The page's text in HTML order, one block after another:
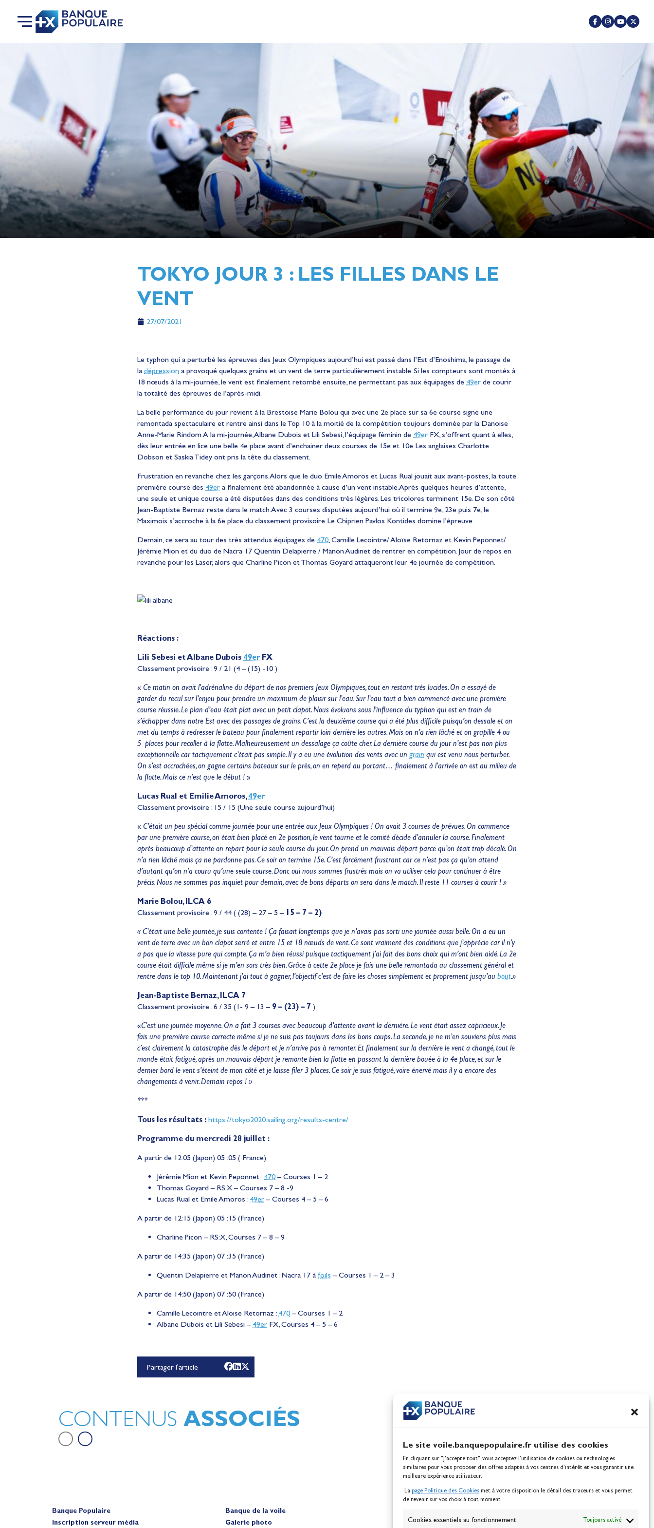
Le site voile.banquepopulaire.fr utilise des cookies
En cliquant sur "J'accepte tout", vous acceptez l’utilisation de cookies ou technologies
similaires pour vous proposer des offres adaptés à vos centres d’intérêt et vous garantir une
meilleure expérience utilisateur.
La page Politique des Cookies met à votre disposition le détail des traceurs et vous permet
de revenir sur vos choix à tout moment.
Cookies essentiels au fonctionnement Toujours activé
TOKYO JOUR 3 : LES FILLES DANS LE
VENT
27/07/2021
Le typhon qui a perturbé les épreuves des Jeux Olympiques aujourd’hui est passé dans l’Est d’Enoshima, le passage de
la dépression a provoqué quelques grains et un vent de terre particulièrement instable. Si les compteurs sont montés à
18 nœuds à la mi-journée, le vent est finalement retombé ensuite, ne permettant pas aux équipages de 49er de courir
la totalité des épreuves de l’après-midi.
La belle performance du jour revient à la Brestoise Marie Bolou qui avec une 2e place sur sa 6e course signe une
remontada spectaculaire et rentre ainsi dans le Top 10 à la moitié de la compétition toujours dominée par la Danoise
Anne-Marie Rindom. A la mi-journée, Albane Dubois et Lili Sebesi, l’équipage féminin de 49er FX, s’offrent quant à elles,
dès leur entrée en lice une belle 4e place avant d’enchainer deux courses de 15e et 10e. Les anglaises Charlotte
Dobson et Saskia Tidey ont pris la tête du classement.
Frustration en revanche chez les garçons. Alors que le duo Emile Amoros et Lucas Rual jouait aux avant-postes, la toute
première course des 49er a finalement été abandonnée à cause d’un vent instable. Après quelques heures d’attente,
une seule et unique course a été disputées dans des conditions très légères. Les tricolores terminent 15e. De son côté
Jean-Baptiste Bernaz reste dans le match. Avec 3 courses disputées aujourd’hui où il termine 9e, 23e puis 7e, le
Maximois s’accroche à la 6e place du classement provisoire. Le Chiprien Pavlos Kontides domine l’épreuve.
Demain, ce sera au tour des très attendus équipages de 470, Camille Lecointre/ Aloïse Retornaz et Kevin Peponnet/
Jérémie Mion et du duo de Nacra 17 Quentin Delapierre / Manon Audinet de rentrer en compétition. Jour de repos en
revanche pour les Laser, alors que Charline Picon et Thomas Goyard attaqueront leur 4e journée de compétition.
Réactions :
Lili Sebesi et Albane Dubois 49erFX
Classement provisoire : 9 / 21 (4 – (15) -10 )
« Ce matin on avait l’adrénaline du départ de nos premiers Jeux Olympiques, tout en restant très lucides. On a essayé de
garder du recul sur l’enjeu pour prendre un maximum de plaisir sur l’eau. Sur l’eau tout a bien commencé avec une première
course réussie. Le plan d’eau était plat avec un petit clapot. Nous évoluons sous l’influence du typhon qui est en train de
s’échapper dans notre Est avec des passages de grains. C’est la deuxième course qui a été plus difficile puisqu’on dessale et on
met du temps à redresser le bateau pour finalement repartir loin derrière les autres. Mais on n’a rien lâché et on grapille 4 ou
5 places pour recoller à la flotte. Malheureusement un dessalage ça coûte cher. La dernière course du jour n’est pas non plus
exceptionnelle car tactiquement c’était pas simple. Il y a eu une évolution des vents avec un grain qui est venu nous perturber.
On s’est accrochées, on gagne certains bateaux sur le près, on en reperd au portant… finalement à l’arrivée on est au milieu de
la flotte. Mais ce n’est que le début ! »
Lucas Rual et Emilie Amoros,49er
Classement provisoire : 15 / 15 (Une seule course aujourd’hui)
« C’était un peu spécial comme journée pour une entrée aux Jeux Olympiques ! On avait 3 courses de prévues. On commence
par une première course, on était bien placé en 2e position, le vent tourne et le comité décide d’annuler la course. Finalement
après beaucoup d’attente on repart pour la seule course du jour. On prend un mauvais départ parce qu’on était trop décalé. On
n’a rien lâché mais ça ne pardonne pas. Ce soir on termine 15e. C’est forcément frustrant car ce n’est pas ça qu’on attend
d’autant qu’on n’a couru qu’une seule course. Donc oui nous sommes frustrés mais on va utiliser cela pour continuer à être
précis. Nous ne sommes pas inquiet pour demain, avec de bons départs on sera dans le match. Il reste 11 courses à courir ! »
Marie Bolou, ILCA 6
Classement provisoire : 9 / 44 ( (28) – 27 – 5 – 15 – 7 – 2)
« C’était une belle journée, je suis contente ! Ça faisait longtemps que je n’avais pas sorti une journée aussi belle. On a eu un
vent de terre avec un bon clapot serré et entre 15 et 18 nœuds de vent. Ce sont vraiment des conditions que j’apprécie car il n’y
a pas que la vitesse pure qui compte. Ça m’a bien réussi puisque tactiquement j’ai fait des bons choix qui m’ont bien aidé. La 2e
course était difficile même si je m’en sors très bien. Grâce à cette 2e place je fais une belle remontada au classement général et
rentre dans le top 10. Maintenant j’ai tout à gagner, l’objectif c’est de faire les choses simplement et proprement jusqu’au bout.»
Jean-Baptiste Bernaz, ILCA 7
Classement provisoire : 6 / 35 (1- 9 – 13 – 9 – (23) – 7 )
«C’est une journée moyenne. On a fait 3 courses avec beaucoup d’attente avant la dernière. Le vent était assez capricieux. Je
fais une première course correcte même si je ne suis pas toujours dans les bons coups. La seconde, je ne m’en souviens plus mais
c’est clairement la catastrophe dès le départ et je n’arrive pas à remonter. Et finalement sur la dernière le vent a changé, tout le
monde était fatigué, après un mauvais départ je remonte bien la flotte en passant la dernière bouée à la 4e place, et sur le
dernier bord le vent s’éteint de mon côté et je laisse filer 3 places. Ce soir je suis fatigué, voire énervé mais il y a encore des
changements à venir. Demain repos ! »
***
Tous les résultats : https://tokyo2020.sailing.org/results-centre/
Programme du mercredi 28 juillet :
A partir de 12:05 (Japon) 05 :05 ( France)
Jérémie Mion et Kevin Peponnet : 470– Courses 1 – 2
Thomas Goyard – RS:X – Courses 7 – 8 -9
Lucas Rual et Emile Amoros : 49er– Courses 4 – 5 – 6
A partir de 12:15 (Japon) 05 :15 (France)
Charline Picon – RS:X, Courses 7 – 8 – 9
A partir de 14:35 (Japon) 07 :35 (France)
Quentin Delapierre et Manon Audinet : Nacra 17 à foils – Courses 1 – 2 – 3
A partir de 14:50 (Japon) 07 :50 (France)
Camille Lecointre et Aloise Retornaz : 470– Courses 1 – 2
Albane Dubois et Lili Sebesi – 49er FX, Courses 4 – 5 – 6
Partager l'article
CONTENUS ASSOCIÉS
Lauriane Nolot en or à Long
Beach, sur le plan d'eau des Jeux
Banque Populaire
Inscription serveur média
Banque de la voile
Galerie photo